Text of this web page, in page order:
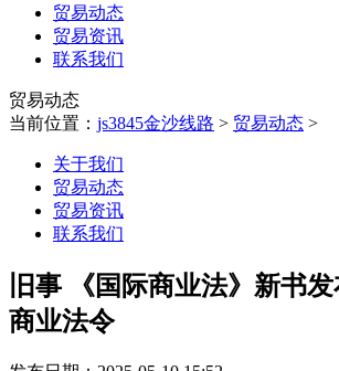
贸易动态
贸易资讯
联系我们
贸易动态
当前位置： js3845金沙线路 > 贸易动态 >
关于我们
贸易动态
贸易资讯
联系我们
旧事 《国际商业法》新书
商业法令